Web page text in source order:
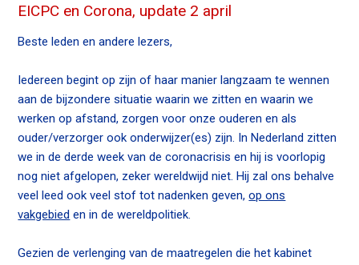
i
n
u
m
p
t
o
m
a
i
c
EICPC en Corona, update 2 april
Beste leden en andere lezers,
Iedereen begint op zijn of haar manier langzaam te wennen
aan de bijzondere situatie waarin we zitten en waarin we
werken op afstand, zorgen voor onze ouderen en als
ouder/verzorger ook onderwijzer(es) zijn. In Nederland zitten
we in de derde week van de coronacrisis en hij is voorlopig
nog niet afgelopen, zeker wereldwijd niet. Hij zal ons behalve
veel leed ook veel stof tot nadenken geven,op ons
vakgebied en in de wereldpolitiek.
Gezien de verlenging van de maatregelen die het kabinet
Inloggen